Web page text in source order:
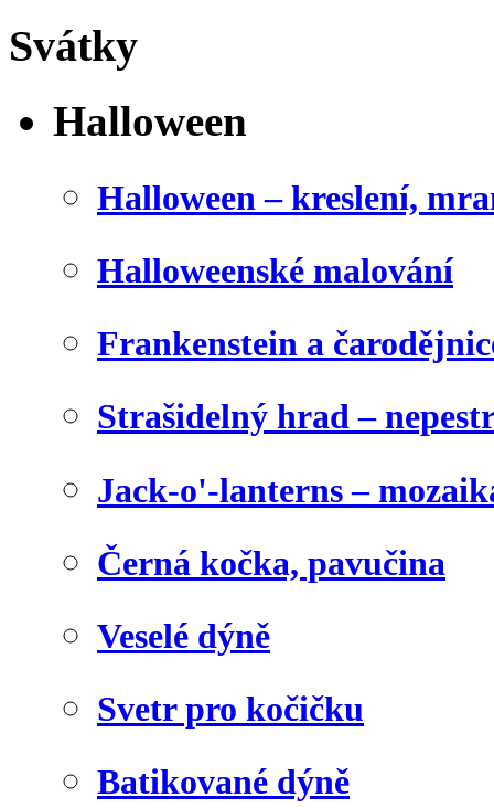
Svátky
Halloween
Halloween – kreslení,
Halloweenské malování
Frankenstein a
Strašidelný hrad –
Jack-o'-lanterns –
Černá kočka, pavučina
Veselé dýně
Svetr pro kočičku
Batikované dýně